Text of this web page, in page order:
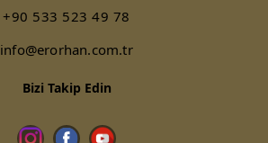
+90 533 523 49 78
info@erorhan.com.tr
Bizi Takip Edin